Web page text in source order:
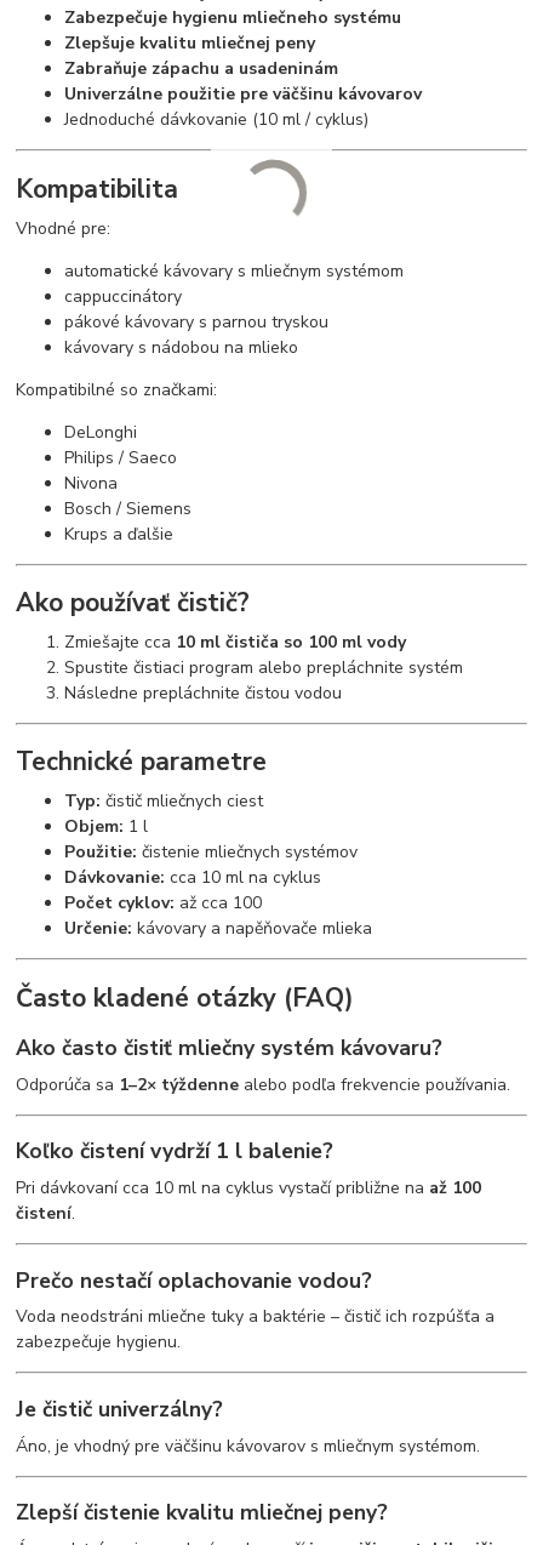
Zabezpečuje hygienu mliečneho systému
Zlepšuje kvalitu mliečnej peny
Zabraňuje zápachu a usadeninám
Univerzálne použitie pre väčšinu kávovarov
Jednoduché dávkovanie (10 ml / cyklus)
Kompatibilita
Vhodné pre:
automatické kávovary s mliečnym systémom
cappuccinátory
pákové kávovary s parnou tryskou
kávovary s nádobou na mlieko
Kompatibilné so značkami:
DeLonghi
Philips / Saeco
Nivona
Bosch / Siemens
Krups a ďalšie
Ako používať čistič?
Zmiešajte cca 10 ml čističa so 100 ml vody
Spustite čistiaci program alebo prepláchnite systém
Následne prepláchnite čistou vodou
Technické parametre
Typ: čistič mliečnych ciest
Objem: 1 l
Použitie: čistenie mliečnych systémov
Dávkovanie: cca 10 ml na cyklus
Počet cyklov: až cca 100
Určenie: kávovary a napěňovače mlieka
Často kladené otázky (FAQ)
Ako často čistiť mliečny systém kávovaru?
Odporúča sa 1–2× týždenne alebo podľa frekvencie používania.
Koľko čistení vydrží 1 l balenie?
Pri dávkovaní cca 10 ml na cyklus vystačí približne na až 100
čistení.
Prečo nestačí oplachovanie vodou?
Voda neodstráni mliečne tuky a baktérie – čistič ich rozpúšťa a
zabezpečuje hygienu.
Je čistič univerzálny?
Áno, je vhodný pre väčšinu kávovarov s mliečnym systémom.
Zlepší čistenie kvalitu mliečnej peny?